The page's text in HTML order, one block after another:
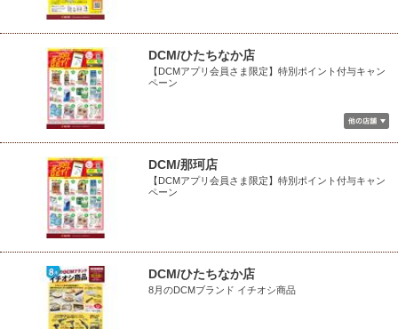
DCM/ひたちなか店
【DCMアプリ会員さま限定】特別ポイント付与キャン
ペーン
DCM/那珂店
【DCMアプリ会員さま限定】特別ポイント付与キャン
ペーン
DCM/ひたちなか店
8月のDCMブランド イチオシ商品